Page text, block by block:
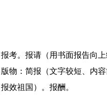
报考。报请（用书面报告向
版物：简报（文字较短、
报效祖国）。报酬。